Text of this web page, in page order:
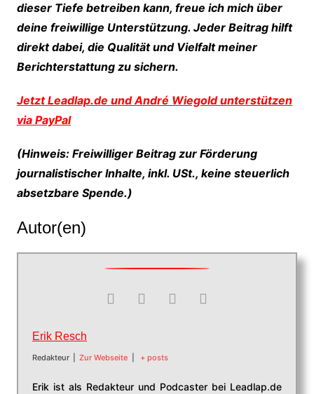
dieser Tiefe betreiben kann, freue ich mich über
deine freiwillige Unterstützung. Jeder Beitrag hilft
direkt dabei, die Qualität und Vielfalt meiner
Berichterstattung zu sichern.
Jetzt Leadlap.de und André Wiegold unterstützen
via PayPal
(Hinweis: Freiwilliger Beitrag zur Förderung
journalistischer Inhalte, inkl. USt., keine steuerlich
absetzbare Spende.)
Autor(en)
Erik Resch
Redakteur Zur Webseite + posts
Erik ist als Redakteur und Podcaster bei Leadlap.de